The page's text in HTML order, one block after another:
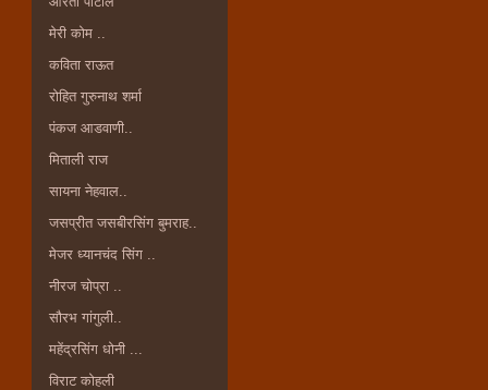
मेरी कोम ..
कविता राऊत
रोहित गुरुनाथ शर्मा
पंकज आडवाणी..
मिताली राज
सायना नेहवाल..
जसप्रीत जसबीरसिंग बुमराह..
मेजर ध्यानचंद सिंग ..
नीरज चोप्रा ..
सौरभ गांगुली..
महेंद्रसिंग धोनी ...
विराट कोहली